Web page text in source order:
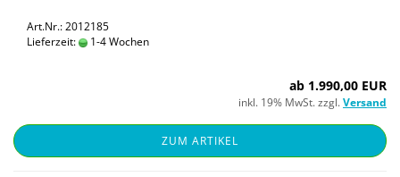
Art.Nr.: 2012185
Lieferzeit:
1-4 Wochen
ab 1.990,00 EUR
inkl. 19% MwSt. zzgl.Versand
ZUM ARTIKEL